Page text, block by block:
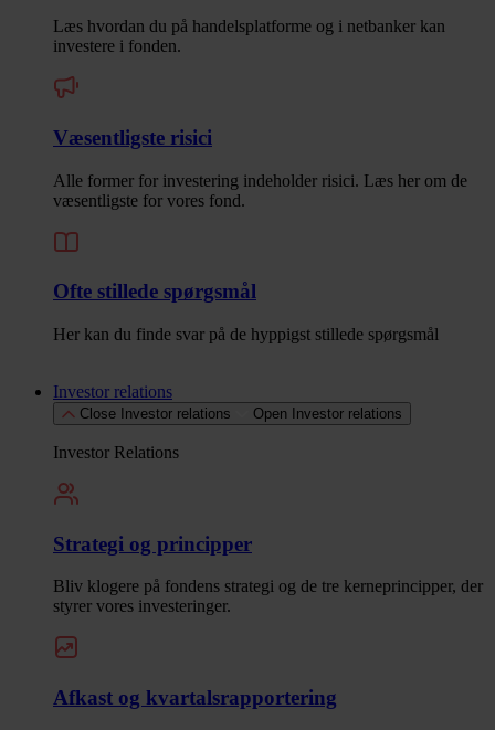
Læs hvordan du på handelsplatforme og i netbanker kan
investere i fonden.
Væsentligste risici
Alle former for investering indeholder risici. Læs her om de
væsentligste for vores fond.
Ofte stillede spørgsmål
Her kan du finde svar på de hyppigst stillede spørgsmål
Investor relations
Close Investor relations Open Investor relations
Investor Relations
Strategi og principper
Bliv klogere på fondens strategi og de tre kerneprincipper, der
styrer vores investeringer.
Afkast og kvartalsrapportering